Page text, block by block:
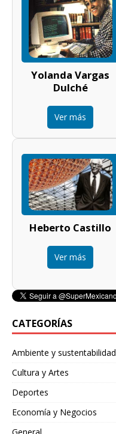
Yolanda Vargas
Dulché
Ver más
Heberto Castillo
Ver más
CATEGORÍAS
Ambiente y sustentabilidad
Cultura y Artes
Deportes
Economía y Negocios